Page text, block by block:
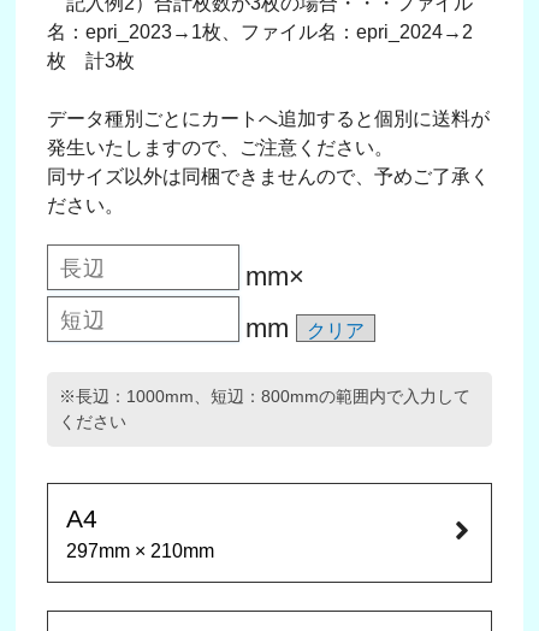
名：epri_2023→1枚、ファイル名：epri_2024→2
枚 計3枚
データ種別ごとにカートへ追加すると個別に送料が
発生いたしますので、ご注意ください。
同サイズ以外は同梱できませんので、予めご了承く
ださい。
mm×
mm
クリア
※長辺：1000mm、短辺：800mmの範囲内で入力して
ください
A4
297mm × 210mm